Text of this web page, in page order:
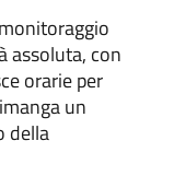
assoluta, con
orarie per
un
della